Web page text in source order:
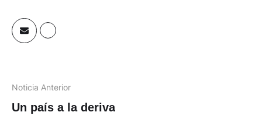
Noticia Anterior
Un país a la deriva